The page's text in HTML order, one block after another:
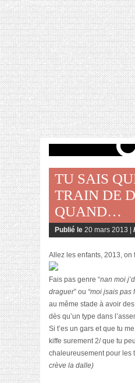
TU SAIS
TRAIN DE
QUAND…
Publié le 20 mars 2013 |
Allez les enfants, 2013, on
Fais pas genre “nan moi
draguer” ou “moi jsais pas
au même stade à avoir
dès qu’un type dans
Si t’es un gars et que tu
kiffe surement 2/ que tu
chaleureusement pour les
crève la dalle)